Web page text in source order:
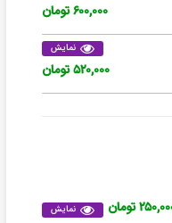
۶۰۰,۰۰۰ تومان
نمایش
۵۲۰,۰۰۰ تومان
نمایش تومان